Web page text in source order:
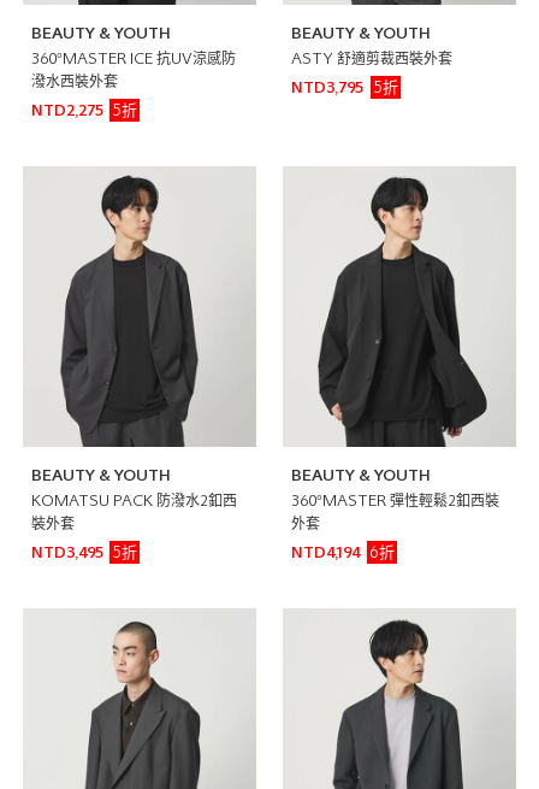
BEAUTY & YOUTH
360°MASTER ICE 抗UV涼感防
潑水西裝外套
NTD2,275
5折
BEAUTY & YOUTH
ASTY 舒適剪裁西裝外套
NTD3,795
5折
BEAUTY & YOUTH
KOMATSU PACK 防潑水2釦西
裝外套
NTD3,495
5折
BEAUTY & YOUTH
360°MASTER 彈性輕鬆2釦西裝
外套
NTD4,194
6折